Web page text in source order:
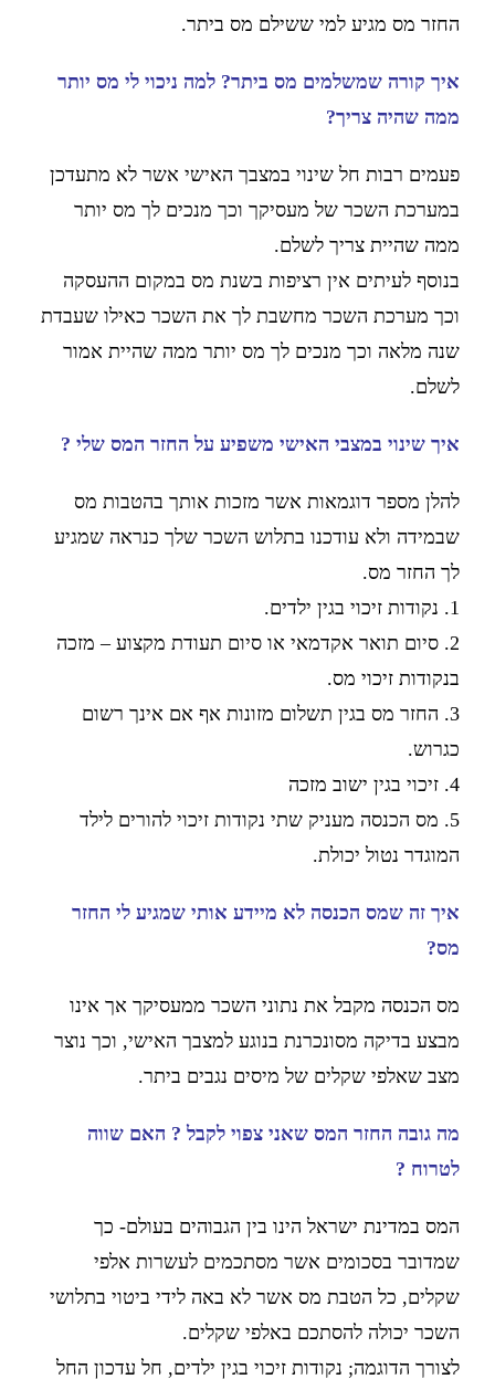
החזר מס מגיע למי ששילם מס ביתר.
איך קורה שמשלמים מס ביתר? למה ניכוי לי מס יותר
ממה שהיה צריך?
פעמים רבות חל שינוי במצבך האישי אשר לא מתעדכן
במערכת השכר של מעסיקך וכך מנכים לך מס יותר
ממה שהיית צריך לשלם.
בנוסף לעיתים אין רציפות בשנת מס במקום ההעסקה
וכך מערכת השכר מחשבת לך את השכר כאילו שעבדת
שנה מלאה וכך מנכים לך מס יותר ממה שהיית אמור
לשלם.
איך שינוי במצבי האישי משפיע על החזר המס שלי ?
להלן מספר דוגמאות אשר מזכות אותך בהטבות מס
שבמידה ולא עודכנו בתלוש השכר שלך כנראה שמגיע
לך החזר מס.
1. נקודות זיכוי בגין ילדים.
2. סיום תואר אקדמאי או סיום תעודת מקצוע – מזכה
בנקודות זיכוי מס.
3. החזר מס בגין תשלום מזונות אף אם אינך רשום
כגרוש.
4. זיכוי בגין ישוב מזכה
5. מס הכנסה מעניק שתי נקודות זיכוי להורים לילד
המוגדר נטול יכולת.
איך זה שמס הכנסה לא מיידע אותי שמגיע לי החזר
מס?
מס הכנסה מקבל את נתוני השכר ממעסיקך אך אינו
מבצע בדיקה מסונכרנת בנוגע למצבך האישי, וכך נוצר
מצב שאלפי שקלים של מיסים נגבים ביתר.
מה גובה החזר המס שאני צפוי לקבל ? האם שווה
לטרוח ?
המס במדינת ישראל הינו בין הגבוהים בעולם- כך
שמדובר בסכומים אשר מסתכמים לעשרות אלפי
שקלים, כל הטבת מס אשר לא באה לידי ביטוי בתלושי
השכר יכולה להסתכם באלפי שקלים.
לצורך הדוגמה; נקודות זיכוי בגין ילדים, חל עדכון החל